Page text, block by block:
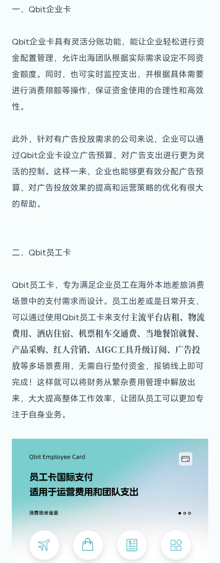
一、Qbit企业卡
Qbit企业卡具有灵活分账功能，能让企业轻松进行资
金配置管理，允许出海团队根据实际需求设定不同资
金额度。同时，也可实时监控支出，并根据具体需要
进行消费限额等操作，保证资金使用的合理性和高效
性。
此外，针对有广告投放需求的公司来说，企业可以通
过Qbit企业卡设立广告预算，对广告支出进行更为灵
活的控制。这样一来，企业也能够更有效分配广告预
算，对广告投放效果的提高和运营策略的优化有很大
的帮助。
二、Qbit员工卡
Qbit员工卡，专为满足企业员工在海外本地差旅消费
场景中的支付需求而设计。员工出差或是日常开支，
可以通过使用Qbit员工卡来支付主流平台店租、物流
费用、酒店住宿、机票租车交通费、当地餐馆就餐、
产品采购、红人营销、AIGC工具升级订阅、广告投
放等多场景费用，无需自行垫付资金，报销线上即可
完成！这样就可以将财务从繁杂费用管理中解放出
来，大大提高整体工作效率，让团队员工可以更加专
注于自身业务。